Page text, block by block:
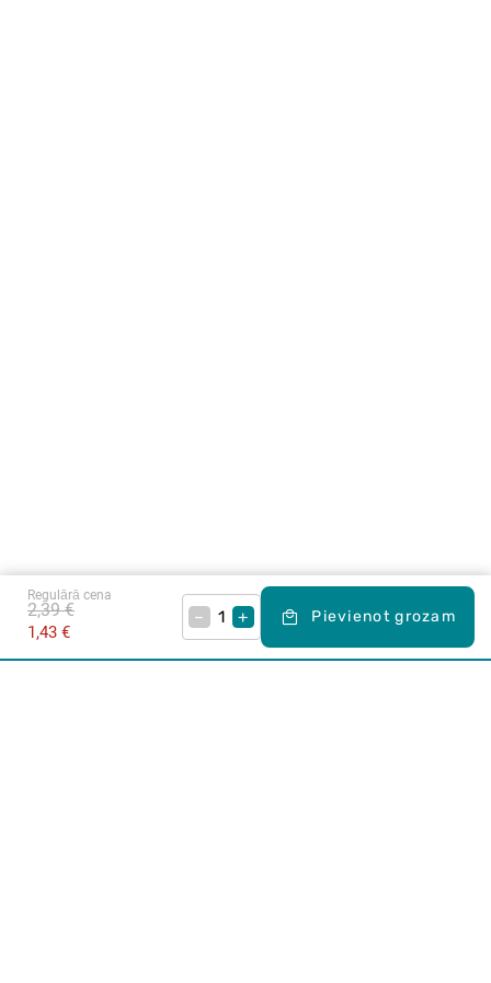
Regulārā cena
1,43 €
2,39 € – + Pievienot grozam